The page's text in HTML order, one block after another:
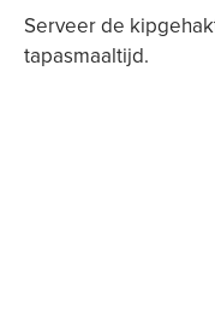
Serveer de
tapasmaaltijd.